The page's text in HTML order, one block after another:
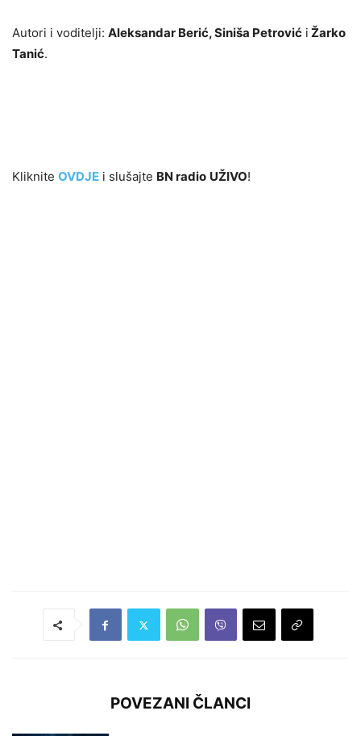
Autori i voditelji: Aleksandar Berić, Siniša Petrović i Žarko
Tanić.
Kliknite OVDJE i slušajte BN radio UŽIVO!
POVEZANI ČLANCI